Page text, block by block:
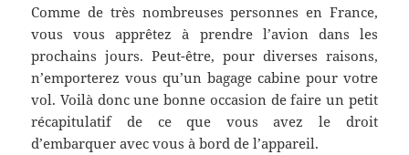
Comme de très nombreuses personnes en France,
vous vous apprêtez à prendre l’avion dans les
prochains jours. Peut-être, pour diverses raisons,
n’emporterez vous qu’un bagage cabine pour votre
vol. Voilà donc une bonne occasion de faire un petit
récapitulatif de ce que vous avez le droit
d’embarquer avec vous à bord de l’appareil.